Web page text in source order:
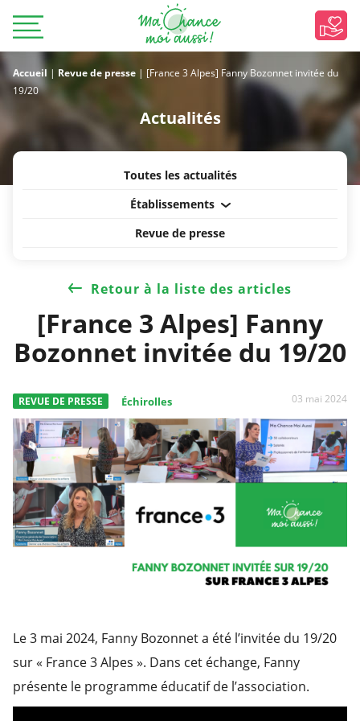
Accueil | Revue de presse | [France 3 Alpes] Fanny Bozonnet invitée du
19/20
Actualités
Toutes les actualités
Établissements
Revue de presse
Retour à la liste des articles
[France 3 Alpes] Fanny
Bozonnet invitée du 19/20
REVUE DE PRESSE Échirolles 03 mai 2024
Le 3 mai 2024, Fanny Bozonnet a été l’invitée du 19/20
sur « France 3 Alpes ». Dans cet échange, Fanny
présente le programme éducatif de l’association.